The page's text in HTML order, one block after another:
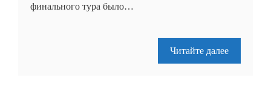
финального тура было…
Читайте далее